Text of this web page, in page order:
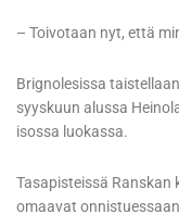
– Toivotaan nyt, että
Brignolesissa
syyskuun alussa
isossa luokassa.
Tasapisteissä Ranskan
omaavat